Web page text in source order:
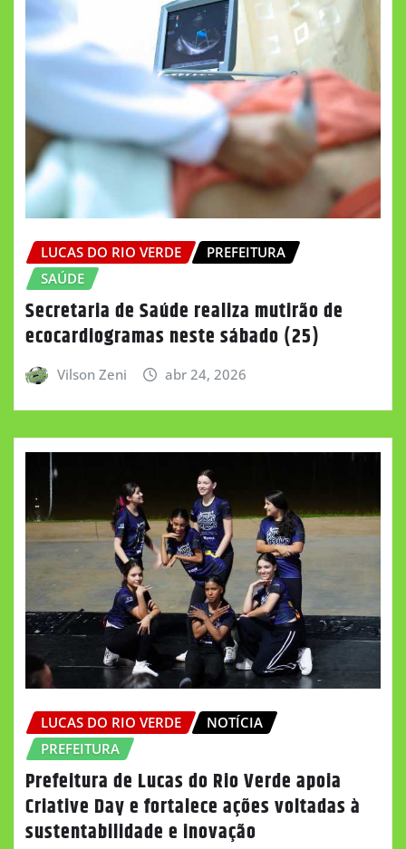
LUCAS DO RIO VERDE
PREFEITURA
SAÚDE
Secretaria de Saúde realiza mutirão de
ecocardiogramas neste sábado (25)
Vilson Zeni abr 24, 2026
LUCAS DO RIO VERDE
NOTÍCIA
PREFEITURA
Prefeitura de Lucas do Rio Verde apoia
Criative Day e fortalece ações voltadas à
sustentabilidade e inovação